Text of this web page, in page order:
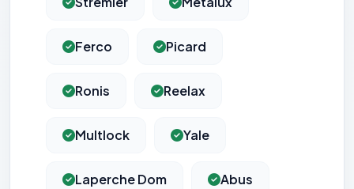
Ferco Picard
Ronis Reelax
Multlock Yale
Laperche Dom Abus